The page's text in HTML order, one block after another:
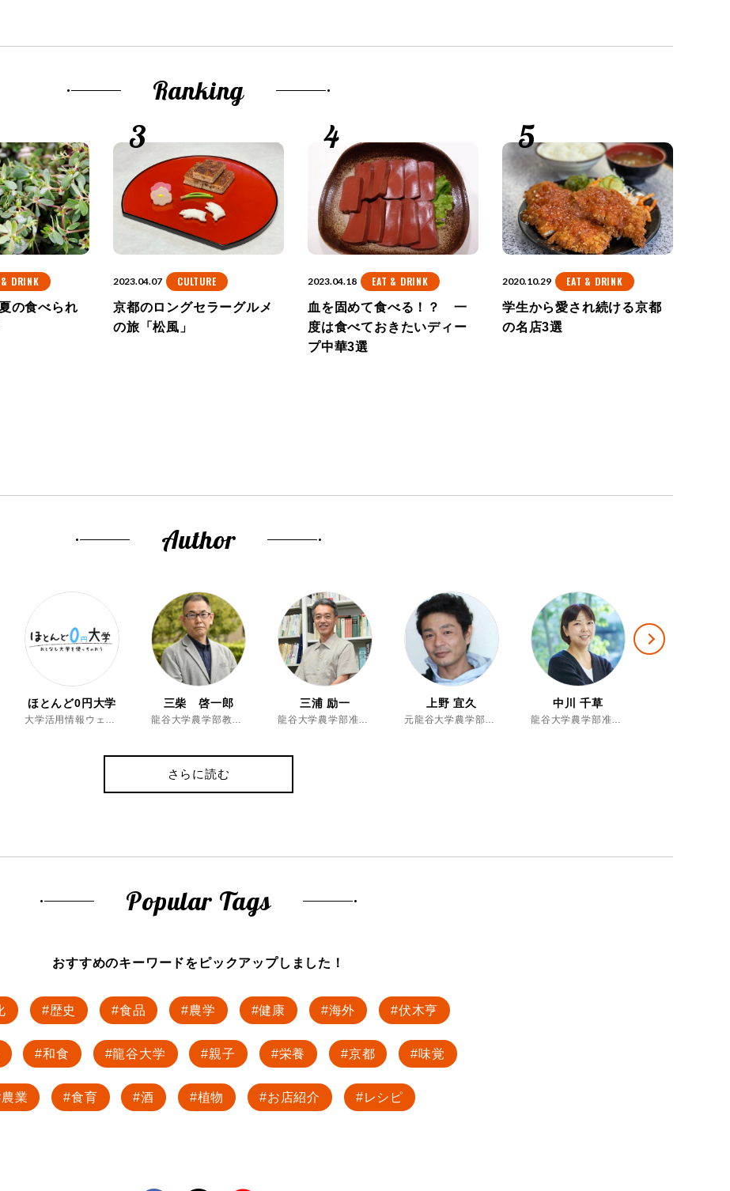
Ranking
& DRINK
の食べられ
2023.04.07
CULTURE
京都のロングセラーグルメ
の旅「松風」
2023.04.18
EAT & DRINK
血を固めて食べる！？ 一
度は食べておきたいディー
プ中華3選
2020.10.29
EAT & DRINK
学生から愛され続ける京都
の名店3選
Author
ほとんど0円大学 三柴 啓一郎 三浦 励一 上野 宜久 中川 千草
Next
さらに読む
Popular Tags
おすすめのキーワードを ピックアップしました！
歴史 食品 農学 健康 海外 伏木亨
和食 龍谷大学 親子 栄養 京都 味覚
農業 食育 酒 植物 お店紹介 レシピ